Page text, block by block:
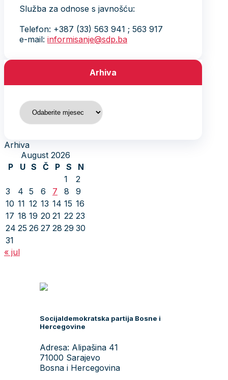
Služba za odnose s javnošću:
Telefon: +387 (33) 563 941 ; 563 917
e-mail: informisanje@sdp.ba
Arhiva
Arhiva
Arhiva
August 2026
P
U S Č P S
N
1
2
3
4 5 6 7 8
9
10 11 12 13 14 15 16
17 18 19 20 21 22 23
24 25 26 27 28 29 30
31
« jul
Socijaldemokratska partija Bosne i
Hercegovine
Adresa: Alipašina 41
71000 Sarajevo
Bosna i Hercegovina